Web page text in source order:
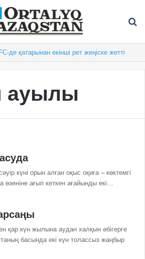
де қатарынан екінші рет жеңіске жетті
ауылы
күні орын алған оқыс оқи­ға – көктемгі
өзеніне ағып кеткен ағайынды екі…
қар күн жылына аудан халқын әбігерге
басында екі күн толассыз жаңбыр